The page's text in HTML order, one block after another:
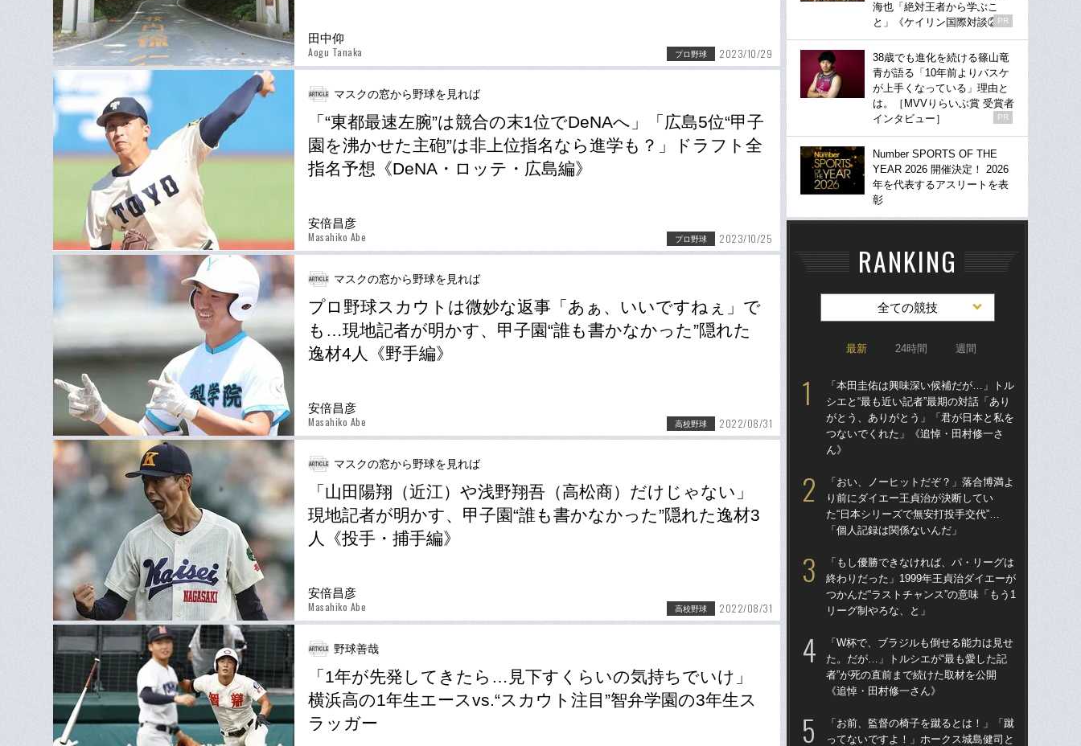
田中仰
Aogu Tanaka プロ野球 2023/10/29
マスクの窓から野球を見れば
「“東都最速左腕”は競合の末1位でDeNAへ」「広島5位“甲子
園を沸かせた主砲”は非上位指名なら進学も？」ドラフト全
指名予想《DeNA・ロッテ・広島編》
安倍昌彦
Masahiko Abe プロ野球 2023/10/25
マスクの窓から野球を見れば
プロ野球スカウトは微妙な返事「あぁ、いいですねぇ」で
も…現地記者が明かす、甲子園“誰も書かなかった”隠れた
逸材4人《野手編》
安倍昌彦
Masahiko Abe 高校野球 2022/08/31
マスクの窓から野球を見れば
「山田陽翔（近江）や浅野翔吾（高松商）だけじゃない」
現地記者が明かす、甲子園“誰も書かなかった”隠れた逸材3
人《投手・捕手編》
安倍昌彦
Masahiko Abe 高校野球 2022/08/31
野球善哉
「1年が先発してきたら…見下すくらいの気持ちでいけ」
横浜高の1年生エースvs.“スカウト注目”智弁学園の3年生ス
ラッガー
海也「絶対王者から学ぶこ
と」《ケイリン国際対談②》
PR
38歳でも進化を続ける篠山竜
青が語る「10年前よりバスケ
が上手くなっている」理由と
は。［MVVりらいぶ賞 受賞者
インタビュー］
PR
Number SPORTS OF THE
YEAR 2026 開催決定！ 2026
年を代表するアスリートを表
彰
RANKING
全ての競技
最新 24時間 週間
「本田圭佑は興味深い候補だが…」トル
シエと“最も近い記者”最期の対話「あり
がとう、ありがとう」「君が日本と私を
つないでくれた」《追悼・田村修一さ
ん》
「おい、ノーヒットだぞ？」落合博満よ
り前にダイエー王貞治が決断してい
た“日本シリーズで無安打投手交代”…
「個人記録は関係ないんだ」
「もし優勝できなければ、パ・リーグは
終わりだった」1999年王貞治ダイエーが
つかんだ“ラストチャンス”の意味「もう1
リーグ制やろな、と」
「W杯で、ブラジルも倒せる能力は見せ
た。だが…」トルシエが“最も愛した記
者”が死の直前まで続けた取材を公開
《追悼・田村修一さん》
「お前、監督の椅子を蹴るとは！」「蹴
ってないですよ！」ホークス城島健司と